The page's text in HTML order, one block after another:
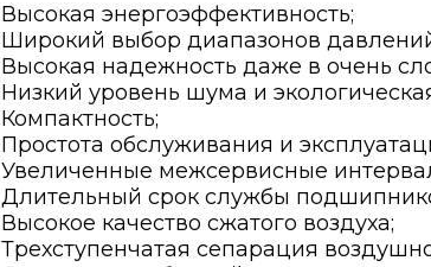
Высокая энергоэффективность;
Широкий выбор диапазонов
Высокая надежность даже в очень
Низкий уровень шума и
Компактность;
Простота обслуживания и
Увеличенные межсервисные
Длительный срок службы
Высокое качество сжатого воздуха;
Трехступенчатая сепарация